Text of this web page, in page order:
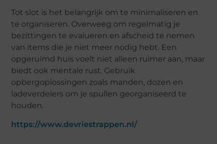
Tot slot is het belangrijk om te minimaliseren en
te organiseren. Overweeg om regelmatig je
bezittingen te evalueren en afscheid te nemen
van items die je niet meer nodig hebt. Een
opgeruimd huis voelt niet alleen ruimer aan, maar
biedt ook mentale rust. Gebruik
opbergoplossingen zoals manden, dozen en
ladeverdelers om je spullen georganiseerd te
houden.
https://www.devriestrappen.nl/